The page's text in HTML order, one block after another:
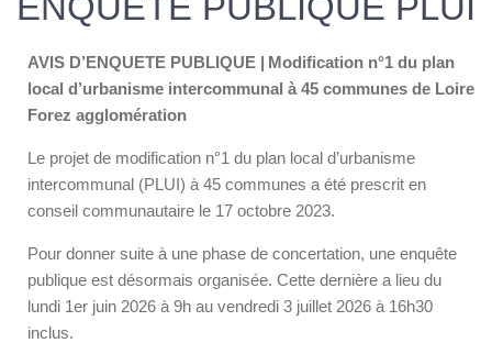
AVIS D’ENQUETE PUBLIQUE | Modification n°1 du plan
local d’urbanisme intercommunal à 45 communes de Loire
Forez agglomération
Le projet de modification n°1 du plan local d’urbanisme
intercommunal (PLUI) à 45 communes a été prescrit en
conseil communautaire le 17 octobre 2023.
Pour donner suite à une phase de concertation, une enquête
publique est désormais organisée. Cette dernière a lieu du
lundi 1er juin 2026 à 9h au vendredi 3 juillet 2026 à 16h30
inclus.